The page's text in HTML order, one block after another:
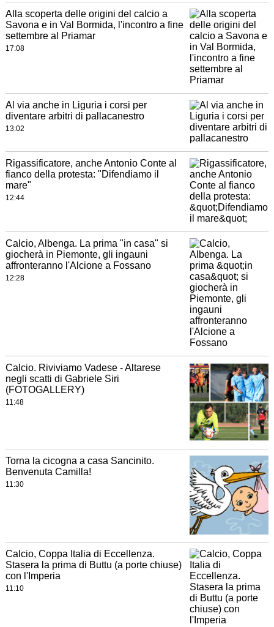
Alla scoperta delle origini del calcio a
Savona e in Val Bormida, l'incontro a fine
settembre al Priamar
17:08
Al via anche in Liguria i corsi per
diventare arbitri di pallacanestro
13:02
Rigassificatore, anche Antonio Conte al
fianco della protesta: "Difendiamo il
mare"
12:44
Calcio, Albenga. La prima "in casa" si
giocherà in Piemonte, gli ingauni
affronteranno l'Alcione a Fossano
12:28
Calcio. Riviviamo Vadese - Altarese
negli scatti di Gabriele Siri
(FOTOGALLERY)
11:48
Torna la cicogna a casa Sancinito.
Benvenuta Camilla!
11:30
Calcio, Coppa Italia di Eccellenza.
Stasera la prima di Buttu (a porte chiuse)
con l'Imperia
11:10